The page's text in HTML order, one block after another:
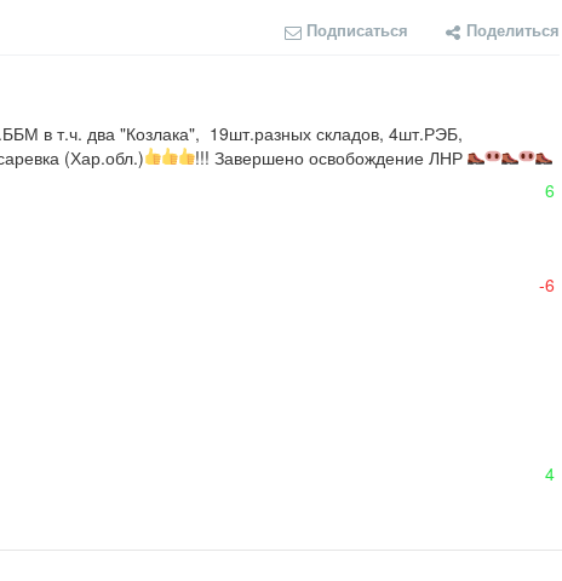
Подписаться Поделиться
в т.ч. два "Козлака",  19шт.разных складов, 4шт.РЭБ,
(Хар.обл.)
!!! Завершено освобождение ЛНР
6
-6
4